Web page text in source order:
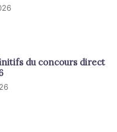
du concours direct